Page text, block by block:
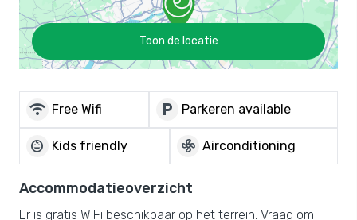
Toon de locatie
wifi Free Wifi local_parking Parkeren available
child_care Kids friendly mode_fan Airconditioning
Accommodatieoverzicht
Er is gratis WiFi beschikbaar op het terrein. Vraag om